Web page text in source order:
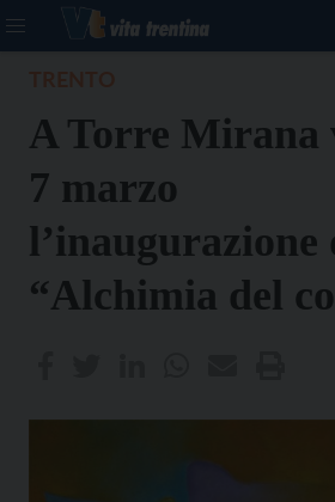
A Torre Mirana
7 marzo
l’inaugurazione
“Alchimia del